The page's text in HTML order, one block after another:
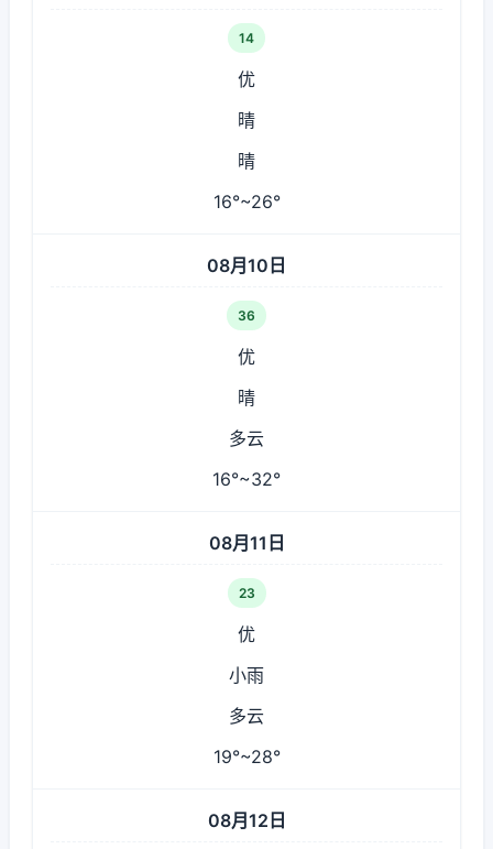
14
优
晴
晴
16°~26°
08月10日
36
优
晴
多云
16°~32°
08月11日
23
优
小雨
多云
19°~28°
08月12日